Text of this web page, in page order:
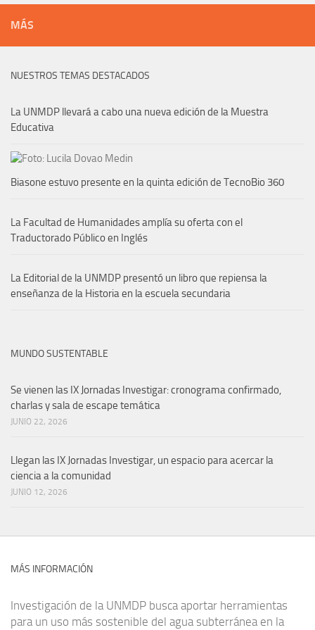
MÁS
NUESTROS TEMAS DESTACADOS
La UNMDP llevará a cabo una nueva edición de la Muestra
Educativa
Biasone estuvo presente en la quinta edición de TecnoBio 360
La Facultad de Humanidades amplía su oferta con el
Traductorado Público en Inglés
La Editorial de la UNMDP presentó un libro que repiensa la
enseñanza de la Historia en la escuela secundaria
MUNDO SUSTENTABLE
Se vienen las IX Jornadas Investigar: cronograma confirmado,
charlas y sala de escape temática
JUNIO 22, 2026
Llegan las IX Jornadas Investigar, un espacio para acercar la
ciencia a la comunidad
JUNIO 12, 2026
MÁS INFORMACIÓN
Investigación de la UNMDP busca aportar herramientas
para un uso más sostenible del agua subterránea en la